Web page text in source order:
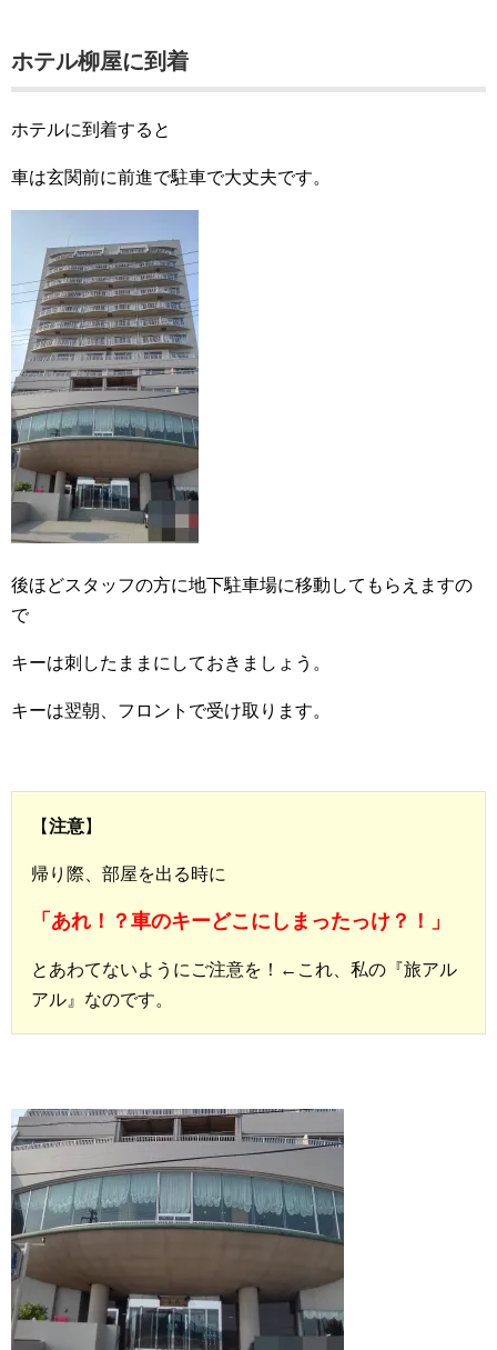
ホテル柳屋に到着
ホテルに到着すると
車は玄関前に前進で駐車で大丈夫です。
後ほどスタッフの方に地下駐車場に移動してもらえますの
で
キーは刺したままにしておきましょう。
キーは翌朝、フロントで受け取ります。
【注意】
帰り際、部屋を出る時に
「あれ！？車のキーどこにしまったっけ？！」
とあわてないようにご注意を！←これ、私の『旅アル
アル』なのです。